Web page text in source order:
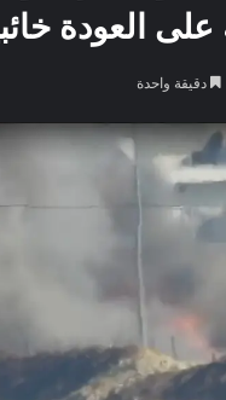
على العودة
دقيقة واحدة